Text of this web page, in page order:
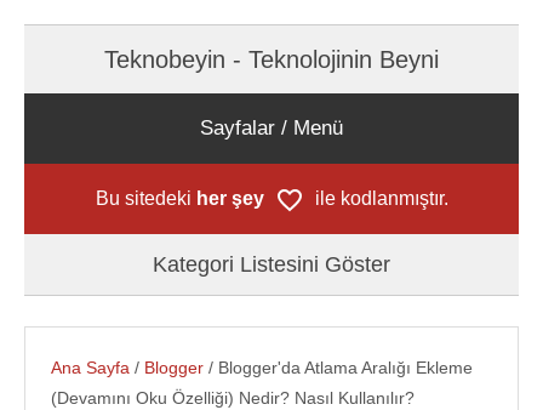
Teknobeyin - Teknolojinin Beyni
Sayfalar / Menü
Bu sitedeki her şey ile kodlanmıştır.
Kategori Listesini Göster
Ana Sayfa / Blogger / Blogger'da Atlama Aralığı Ekleme
(Devamını Oku Özelliği) Nedir? Nasıl Kullanılır?